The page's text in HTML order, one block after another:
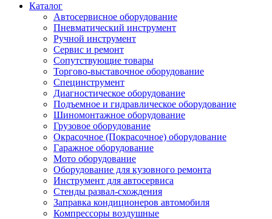
Каталог
Автосервисное оборудование
Пневматический инструмент
Ручной инструмент
Сервис и ремонт
Сопутствующие товары
Торгово-выставочное оборудование
Специнструмент
Диагностическое оборудование
Подъемное и гидравлическое оборудование
Шиномонтажное оборудование
Грузовое оборудование
Окрасочное (Покрасочное) оборудование
Гаражное оборудование
Мото оборудование
Оборудование для кузовного ремонта
Инструмент для автосервиса
Стенды развал-схождения
Заправка кондиционеров автомобиля
Компрессоры воздушные